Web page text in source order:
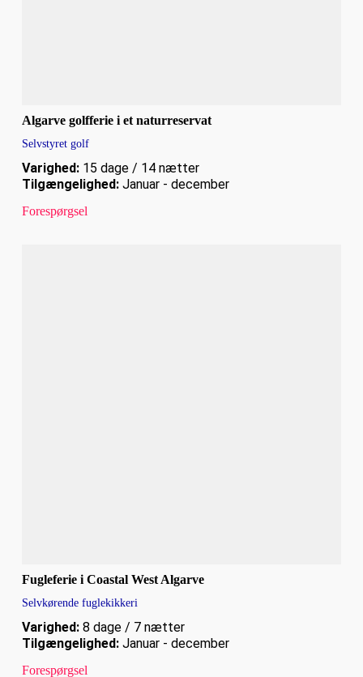
Algarve golfferie i et naturreservat
Selvstyret golf
Varighed:15 dage / 14 nætter
Tilgængelighed:Januar - december
Forespørgsel
Fugleferie i Coastal West Algarve
Selvkørende fuglekikkeri
Varighed:8 dage / 7 nætter
Tilgængelighed:Januar - december
Forespørgsel